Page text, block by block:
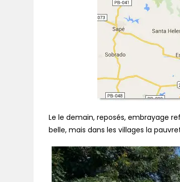
Le le demain, reposés, embrayage
belle, mais dans les villages la